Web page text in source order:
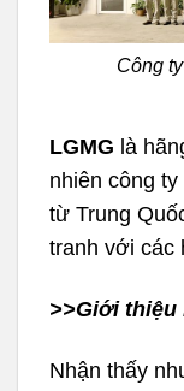
Công
LGMG là
nhiên công
từ Trung
tranh với các
>>Giới thiệu
Nhận thấy